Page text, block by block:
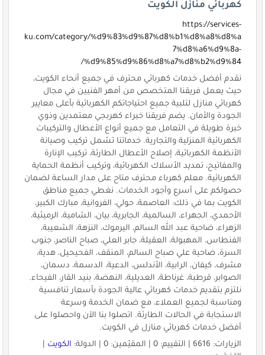
كهربائي منازل الكويت
https://services-
ku.com/category/%d9%83%d9%87%d8%b1%d8%a8%d8%a
7%d8%a6%d9%8a-
%d9%85%d9%86%d8%a7%d8%b2%d9%84/
نقدم أفضل خدمات كهربائي محترف في جميع أنحاء الكويت،
حيث يعمل فريقنا المتخصص من أمهر الفنيين في مجال
كهربائي منازل لتلبية جميع احتياجاتكم الكهربائية بأعلى معايير
الجودة والأمان. يضم فريقنا خبراء كهربجي معتمدين وذوي
خبرة طويلة في التعامل مع جميع أنواع الأعطال والتركيبات
الكهربائية المنزلية والتجارية. خدماتنا تشمل تركيب وصيانة
الأنظمة الكهربائية، إصلاح الأعطال الطارئة، تركيب الإنارة
والمفاتيح، تمديد الأسلاك الكهربائية، وتركيب أنظمة الحماية
الكهربائية. معلم كهرباء محترف متاح على مدار الساعة لضمان
حصولكم على أسرع وأجود الخدمات. نغطي جميع مناطق
الكويت بما في ذلك: العاصمة، حولي، الفروانية، مبارك الكبير،
الأحمدي، الجهراء، السالمية، الجابرية، بيان، الشامية، الرميثية،
الزهراء، ضاحية عبد الله السالم، اليرموك، النزهة، الشعيبة،
الفنطاس، المهبولة، العقيلة، جابر العلي، صباح الناصر، جنوب
السرة، ضاحية علي صباح السالم، المنقف، الفحيحيل، هدية،
مشرف، كيفان، الرابية، الأندلس، الدعية، الدسمة، دسمان،
الصوابر، قرطبة، غرناطة، العديلية، النهضة، بنيد القار، الفيحاء.
نلتزم بتقديم خدمات كهربائي عالية الجودة بأسعار تنافسية
ومناسبة لجميع العملاء، مع ضمان الخدمة وسرعة
الاستجابة في الحالات الطارئة. اتصلوا بنا الآن واحصلوا على
أفضل خدمات كهربائي منازل في الكويت.
الزيارات: 6616 | التقييم: 0 | المقيّمين: 0 | الدولة:
الكويت|